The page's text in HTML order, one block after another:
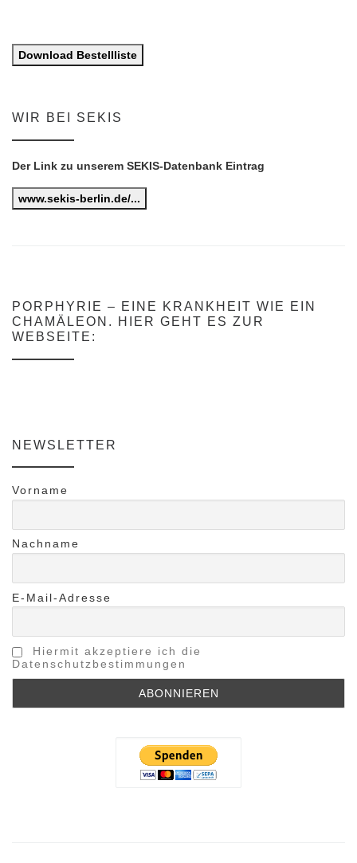
Download Bestellliste
WIR BEI SEKIS
Der Link zu unserem SEKIS-Datenbank Eintrag
www.sekis-berlin.de/...
PORPHYRIE – EINE KRANKHEIT WIE EIN
CHAMÄLEON. HIER GEHT ES ZUR
WEBSEITE:
NEWSLETTER
Vorname
Nachname
E-Mail-Adresse
Hiermit akzeptiere ich die
Datenschutzbestimmungen